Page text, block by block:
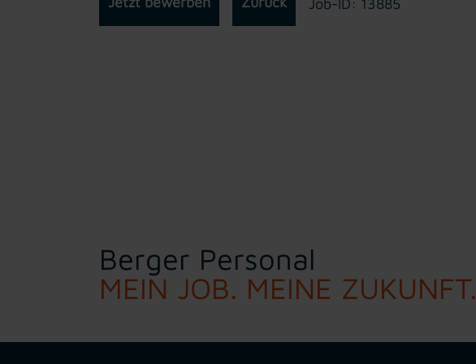
Job-ID: 13885
Berger Personal
MEIN JOB. MEINE ZUKUNFT.